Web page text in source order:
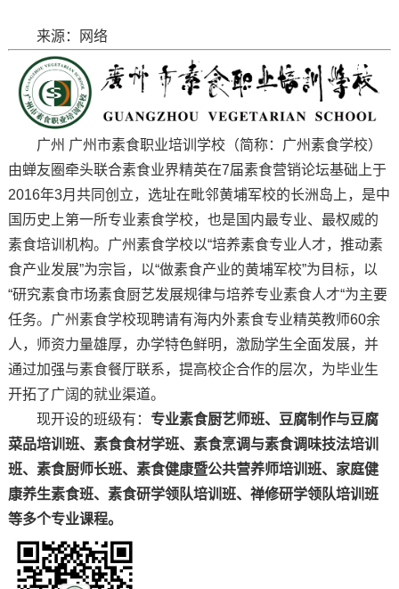
来源：网络
广州 广州市素食职业培训学校（简称：广州素食学校）
由蝉友圈牵头联合素食业界精英在7届素食营销论坛基础上于
2016年3月共同创立，选址在毗邻黄埔军校的长洲岛上，是中
国历史上第一所专业素食学校，也是国内最专业、最权威的
素食培训机构。广州素食学校以“培养素食专业人才，推动素
食产业发展”为宗旨，以“做素食产业的黄埔军校”为目标，以
“研究素食市场素食厨艺发展规律与培养专业素食人才“为主要
任务。广州素食学校现聘请有海内外素食专业精英教师60余
人，师资力量雄厚，办学特色鲜明，激励学生全面发展，并
通过加强与素食餐厅联系，提高校企合作的层次，为毕业生
开拓了广阔的就业渠道。
现开设的班级有： 专业素食厨艺师班、豆腐制作与豆腐
菜品培训班、素食食材学班、素食烹调与素食调味技法培训
班、素食厨师长班、素食健康暨公共营养师培训班、家庭健
康养生素食班、素食研学领队培训班、禅修研学领队培训班
等多个专业课程。